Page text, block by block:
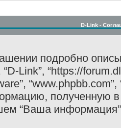
D-Link -
подробно
“D-Link”, “https://
полученную в
“Ваша